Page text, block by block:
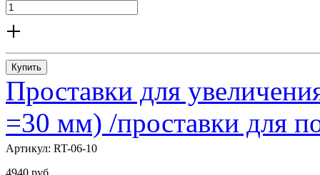
+
Купить
Проставки для
=30 мм) /проставки для
Артикул: RT-06-10
4940 руб.